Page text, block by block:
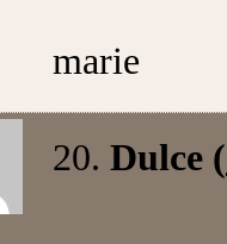
marie
20. Dulce (